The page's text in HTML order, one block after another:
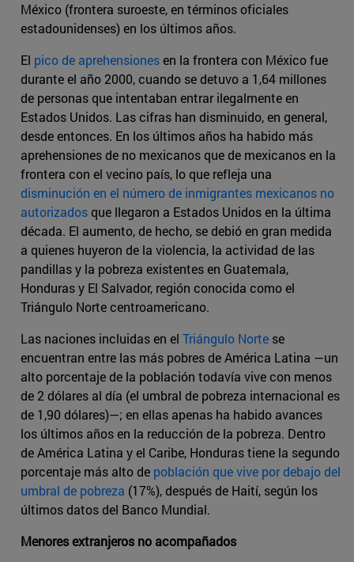
México (frontera suroeste, en términos oficiales
estadounidenses) en los últimos años.
El pico de aprehensionesen la frontera con México fue
durante el año 2000, cuando se detuvo a 1,64 millones
de personas que intentaban entrar ilegalmente en
Estados Unidos. Las cifras han disminuido, en general,
desde entonces. En los últimos años ha habido más
aprehensiones de no mexicanos que de mexicanos en la
frontera con el vecino país, lo que refleja una
disminución en el número de inmigrantes mexicanos no
autorizadosque llegaron a Estados Unidos en la última
década. El aumento, de hecho, se debió en gran medida
a quienes huyeron de la violencia, la actividad de las
pandillas y la pobreza existentes en Guatemala,
Honduras y El Salvador, región conocida como el
Triángulo Norte centroamericano.
Las naciones incluidas en el Triángulo Norte se
encuentran entre las más pobres de América Latina —un
alto porcentaje de la población todavía vive con menos
de 2 dólares al día (el umbral de pobreza internacional es
de 1,90 dólares)—; en ellas apenas ha habido avances
los últimos años en la reducción de la pobreza. Dentro
de América Latina y el Caribe, Honduras tiene la segundo
porcentaje más alto de población que vive por debajo del
umbral de pobreza (17%), después de Haití, según los
últimos datos del Banco Mundial.
Menores extranjeros no acompañados